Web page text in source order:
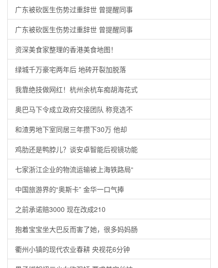
广东被砍医生伤势过重辞世 曾提醒同事
广东被砍医生伤势过重辞世 曾提醒同事
资深美食家整理的香港美食地图！
绿城千万豪宅两年后 地砖开裂加脱落
我靠绝技做网红！杭州余杭车痴胡海花式
奥巴马下令成立政府交接团队 称竞选不
和渣男地下室同居三年攒下30万 他却
鸡肋还是鸭脖儿？谈安卓智能后视镜功能
七家浙江企业的物流运输被上海铁路局“
中国旅游界的“奥斯卡” 金华一口气捧
之前承诺赔3000 现在改成210
抱着宝宝坐大巴反而害了她，很多妈妈肠
衢州小镇的现代农业春耕 央视花6分钟